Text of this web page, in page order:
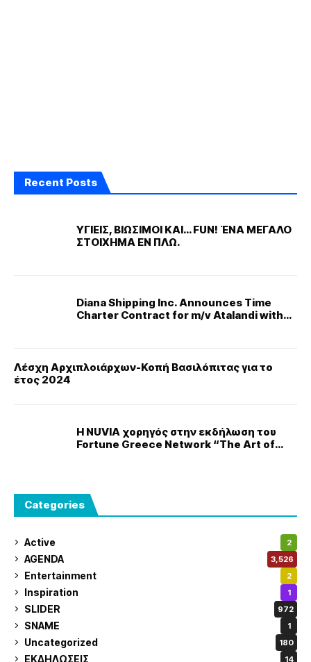
Recent Posts
ΥΓΙΕΙΣ, ΒΙΩΣΙΜΟΙ ΚΑΙ… FUN! ΈΝΑ ΜΕΓΑΛΟ
ΣΤΟΙΧΗΜΑ ΕΝ ΠΛΩ.
Diana Shipping Inc. Announces Time
Charter Contract for m/v Atalandi with
Λέσχη Αρχιπλοιάρχων-Κοπή Βασιλόπιτας για το
έτος 2024
Η NUVIA χορηγός στην εκδήλωση του
Fortune Greece Network “The Art of
Categories
Active 2
AGENDA 3,526
Entertainment 2
Inspiration 1
SLIDER 972
SNAME 1
Uncategorized 180
ΕΚΔΗΛΩΣΕΙΣ 14